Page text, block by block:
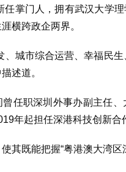
任掌门人，拥有武汉大学
横跨政企两界。
、城市综合运营、幸福民
述道。
任职深圳外事办副主任
年起担任深港科技创新合
其既能把握“粤港澳大湾